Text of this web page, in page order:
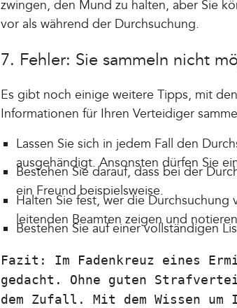
zwingen, den Mund zu halten, aber Sie
vor als während der Durchsuchung.
7. Fehler: Sie sammeln nicht
Es gibt noch einige weitere Tipps, mit
Informationen für Ihren Verteidiger
Lassen Sie sich in jedem Fall den
ausgehändigt. Ansonsten dürfen Sie
Bestehen Sie darauf, dass bei der
ein Freund beispielsweise.
Halten Sie fest, wer die Durchsuchung
leitenden Beamten zeigen und
Bestehen Sie auf einer vollständigen
Fazit: Im Fadenkreuz eines
gedacht. Ohne guten
dem Zufall. Mit dem Wissen um